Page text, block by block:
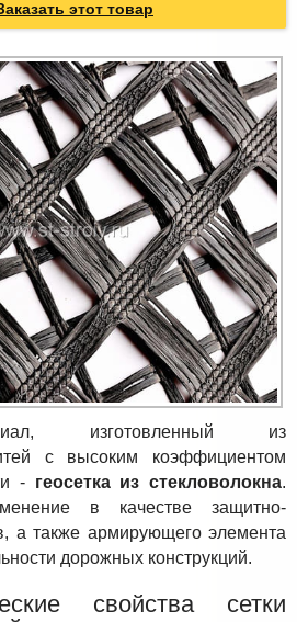
этот товар
изготовленный из
с высоким коэффициентом
- геосетка из стекловолокна.
в качестве защитно-
а также армирующего элемента
дорожных конструкций.
свойства сетки